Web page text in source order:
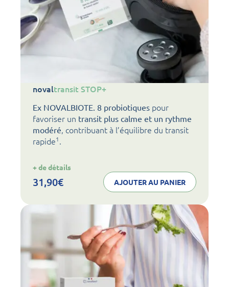
novaltransit STOP+
Ex NOVALBIOTE. 8 probiotiques pour
favoriser un transit plus calme et un rythme
modéré, contribuant à l’équilibre du transit
rapide1.
+ de détails
transit
31,90€ AJOUTER AU PANIER